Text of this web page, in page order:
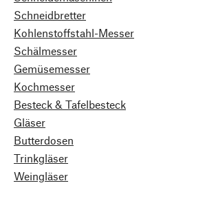
Schneidbretter
Kohlenstoffstahl-Messer
Schälmesser
Gemüsemesser
Kochmesser
Besteck & Tafelbesteck
Gläser
Butterdosen
Trinkgläser
Weingläser